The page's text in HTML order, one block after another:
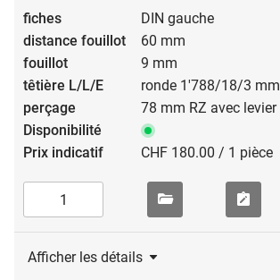
DIN gauche
60 mm
9 mm
ronde 1'788/18/3 mm
78 mm RZ avec levier
CHF 180.00 / 1 pièce
Afficher les détails